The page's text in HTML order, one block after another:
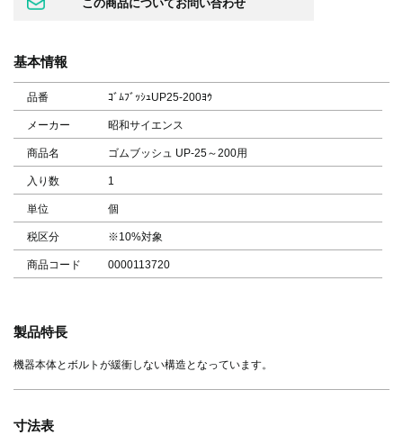
基本情報
品番 ｺﾞﾑﾌﾞｯｼｭUP25-200ﾖｳ
メーカー 昭和サイエンス
商品名 ゴムブッシュ UP-25～200用
入り数 1
単位 個
税区分 ※10%対象
商品コード 0000113720
製品特長
機器本体とボルトが緩衝しない構造となっています。
寸法表